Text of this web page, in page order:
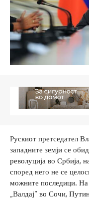
Рускиот претседател
западните земји се
револуција во Србија,
според него не се
можните последици. На
„Валдај“ во Сочи,